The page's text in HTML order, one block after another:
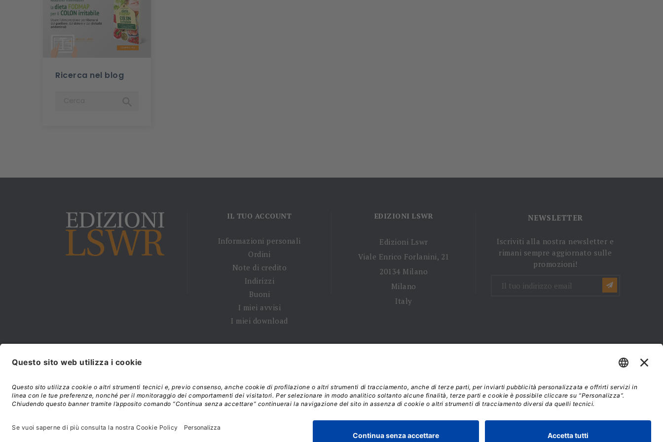
Ricerca nel blog
IL TUO ACCOUNT
Informazioni personali
Ordini
Note di credito
Indirizzi
Buoni
I miei avvisi
I miei download
EDIZIONI LSWR
Edizioni Lswr
Viale Enrico Forlanini, 21
20134 Milano
Milano
Italy
NEWSLETTER
Iscriviti alla nostra newsletter e
rimani sempre aggiornato sulle
promozioni!
© 2026 - La Tribuna S.r.l. | P.IVA 01702840180 | C.F. 01107460337
Responsabile della Protezione dei Dati: dpo@lswr.it
Viale Enrico Forlanini, 21 - 20134 Milano (MI)